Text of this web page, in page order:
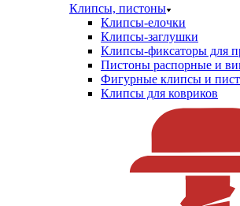
Клипсы, пистоны
Клипсы-елочки
Клипсы-заглушки
Клипсы-фиксаторы для
Пистоны распорные и
Фигурные клипсы и
Клипсы для ковриков